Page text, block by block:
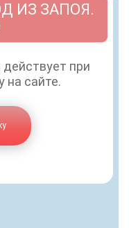
ИЗ ЗАПОЯ.
при
на сайте.